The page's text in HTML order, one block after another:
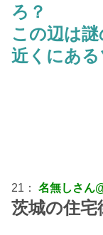
ろ？
この辺は
近くにあ
21： 名無しさん
茨城の住